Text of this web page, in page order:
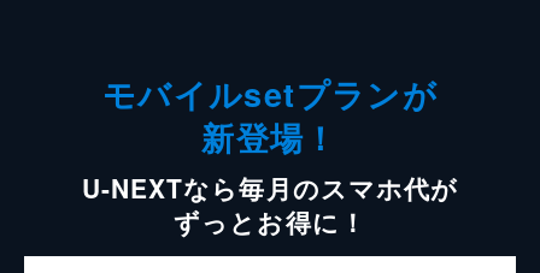
モバイルsetプランが
新登場！
U-NEXTなら毎月のスマホ代が
ずっとお得に！